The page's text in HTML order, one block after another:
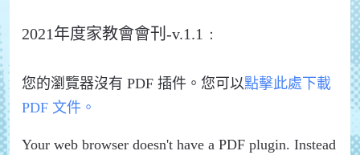
2021年度家教會會刊-v.1.1﹕
您的瀏覽器沒有 PDF 插件。您可以點擊此處下載
PDF 文件。
Your web browser doesn't have a PDF plugin. Instead